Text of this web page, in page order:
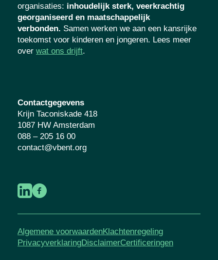
organisaties: inhoudelijk sterk, veerkrachtig
georganiseerd en maatschappelijk
verbonden. Samen werken we aan een kansrijke
toekomst voor kinderen en jongeren. Lees meer
over wat ons drijft.
Contactgegevens
Krijn Taconiskade 418
1087 HW Amsterdam
088 – 205 16 00
contact@vbent.org
Algemene voorwaardenKlachtenregeling
PrivacyverklaringDisclaimerCertificeringen